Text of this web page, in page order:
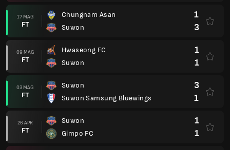
17 MAG
FT
Chungnam Asan
Suwon
1
3
09 MAG
FT
Hwaseong FC
Suwon
1
1
03 MAG
FT
Suwon
Suwon Samsung Bluewings
3
1
26 APR
FT
Suwon
Gimpo FC
1
1